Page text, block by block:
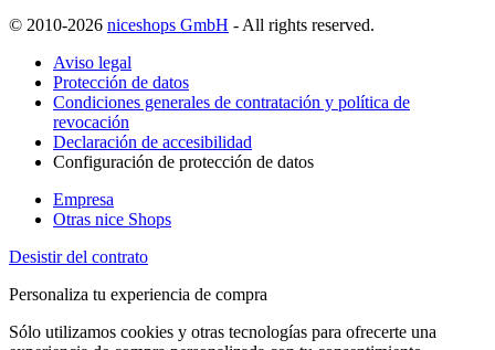
© 2010-2026 niceshops GmbH - All rights reserved.
Aviso legal
Protección de datos
Condiciones generales de contratación y política de
revocación
Declaración de accesibilidad
Configuración de protección de datos
Empresa
Otras nice Shops
Desistir del contrato
Personaliza tu experiencia de compra
Sólo utilizamos cookies y otras tecnologías para ofrecerte una